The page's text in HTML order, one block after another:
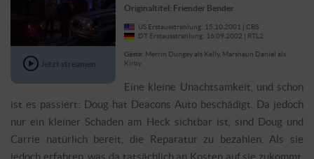
Jetzt streamen
Originaltitel: Friender Bender
US Erstausstrahlung: 15.10.2001 | CBS
DT Erstausstrahlung: 16.09.2002 | RTL2
Gäste: Merrin Dungey als Kelly, Marshaun Daniel als
Kirby
Eine kleine Unachtsamkeit, und schon
ist es passiert: Doug hat Deacons Auto beschädigt. Da jedoch
nur ein kleiner Schaden am Heck sichtbar ist, sind Doug und
Carrie natürlich bereit, die Reparatur zu bezahlen. Als sie
jedoch erfahren, was da tatsächlich an Kosten auf sie zukommt,